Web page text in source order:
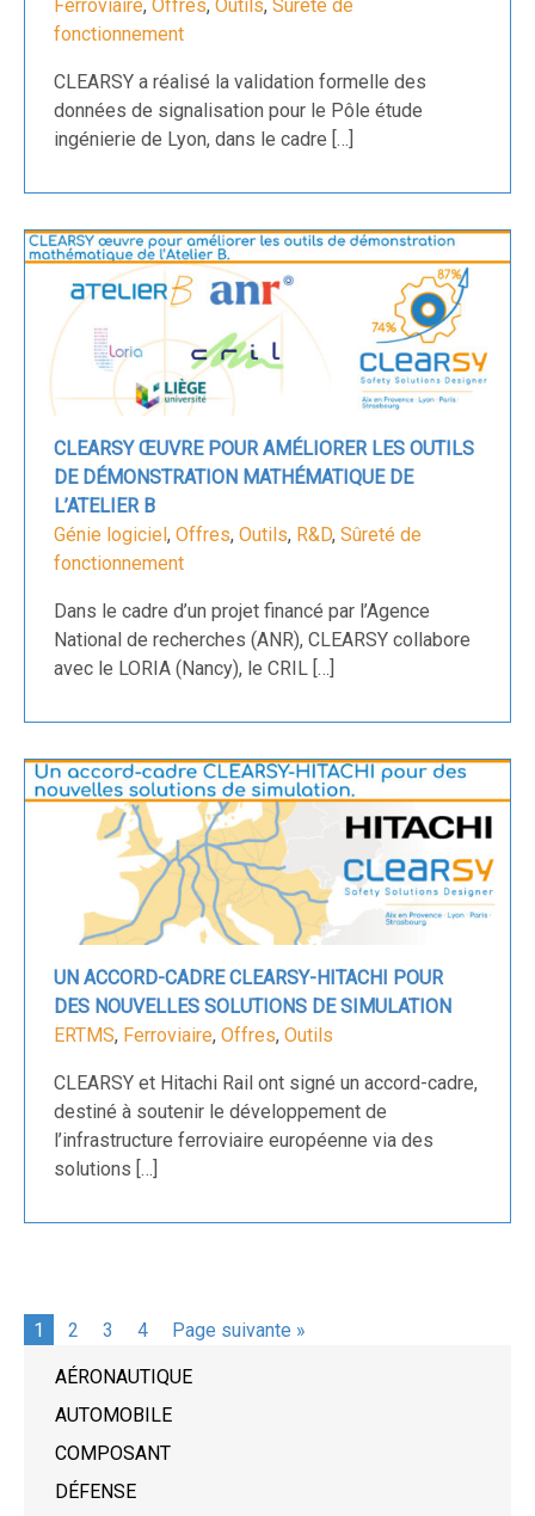
Ferroviaire, Offres, Outils, Sûreté de
fonctionnement
CLEARSY a réalisé la validation formelle des
données de signalisation pour le Pôle étude
ingénierie de Lyon, dans le cadre […]
CLEARSY ŒUVRE POUR AMÉLIORER LES OUTILS
DE DÉMONSTRATION MATHÉMATIQUE DE
L’ATELIER B
Génie logiciel, Offres, Outils, R&D, Sûreté de
fonctionnement
Dans le cadre d’un projet financé par l’Agence
National de recherches (ANR), CLEARSY collabore
avec le LORIA (Nancy), le CRIL […]
UN ACCORD-CADRE CLEARSY-HITACHI POUR
DES NOUVELLES SOLUTIONS DE SIMULATION
ERTMS, Ferroviaire, Offres, Outils
CLEARSY et Hitachi Rail ont signé un accord-cadre,
destiné à soutenir le développement de
l’infrastructure ferroviaire européenne via des
solutions […]
1 2 3 4 Page suivante »
AÉRONAUTIQUE
AUTOMOBILE
COMPOSANT
DÉFENSE